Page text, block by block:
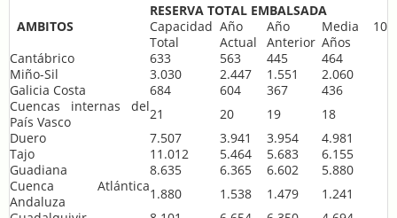
AMBITOS
RESERVA TOTAL EMBALSADA
Capacidad
Total
Año
Actual
Año
Anterior
Media 10
Años
Cantábrico
633 563 445
464
Miño-Sil
3.030 2.447 1.551
2.060
Galicia Costa
684 604 367
436
Cuencas internas del
País Vasco
21 20 19
18
Duero
7.507 3.941 3.954
4.981
Tajo
11.012 5.464 5.683
6.155
Guadiana
8.635 6.365 6.602
5.880
Cuenca Atlántica
Andaluza
1.880 1.538 1.479
1.241